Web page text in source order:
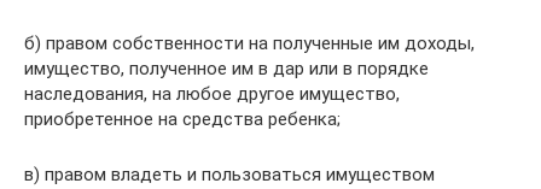
б) правом собственности на полученные им доходы,
имущество, полученное им в дар или в порядке
наследования, на любое другое имущество,
приобретенное на средства ребенка;
в) правом владеть и пользоваться имуществом